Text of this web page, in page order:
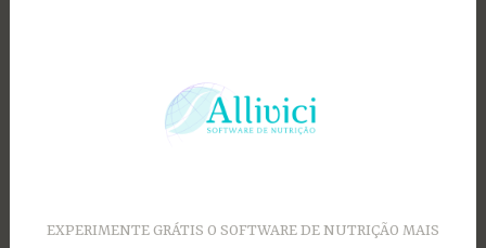
EXPERIMENTE GRÁTIS O SOFTWARE DE NUTRIÇÃO MAIS